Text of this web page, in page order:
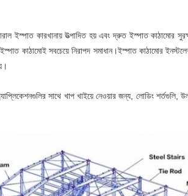
ইস্পাত কারখানায় উত্পাদিত হয় এবং দ্রুত ইস্পাত কাঠামোর
যে ইস্পাত কাঠামোই সবচেয়ে নিরাপদ সমাধান।ইস্পাত কাঠামোর
সাথে খাপ খাইয়ে নেওয়ার জন্য, লোডিং শর্তগুলি,